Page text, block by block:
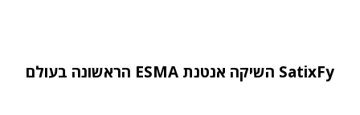
SatixFy השיקה אנטנת ESMA הראשונה בעולם